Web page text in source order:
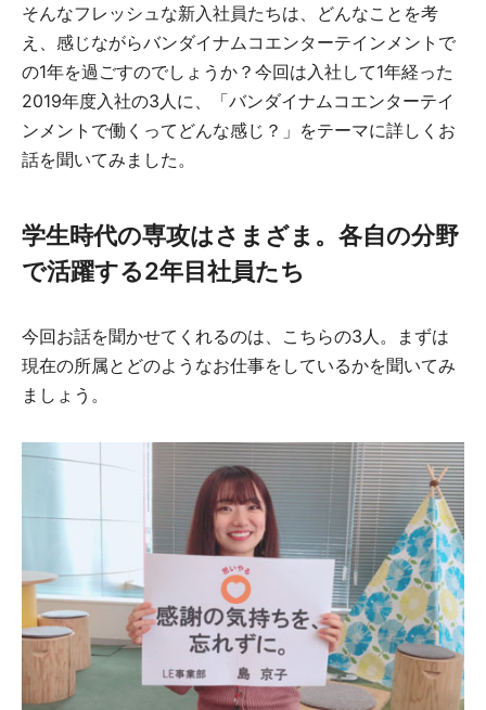
そんなフレッシュな新入社員たちは、どんなことを考
え、感じながらバンダイナムコエンターテインメントで
の1年を過ごすのでしょうか？今回は入社して1年経った
2019年度入社の3人に、「バンダイナムコエンターテイ
ンメントで働くってどんな感じ？」をテーマに詳しくお
話を聞いてみました。
学生時代の専攻はさまざま。各自の分野
で活躍する2年目社員たち
今回お話を聞かせてくれるのは、こちらの3人。まずは
現在の所属とどのようなお仕事をしているかを聞いてみ
ましょう。